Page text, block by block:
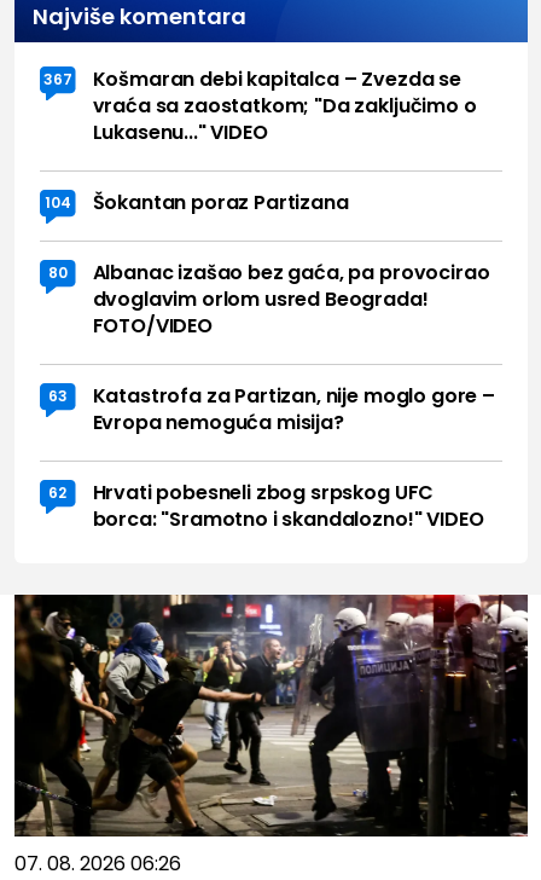
Najviše komentara
367
Košmaran debi kapitalca – Zvezda se
vraća sa zaostatkom; "Da zaključimo o
Lukasenu..." VIDEO
104 Šokantan poraz Partizana
80
Albanac izašao bez gaća, pa provocirao
dvoglavim orlom usred Beograda!
FOTO/VIDEO
63
Katastrofa za Partizan, nije moglo gore –
Evropa nemoguća misija?
62
Hrvati pobesneli zbog srpskog UFC
borca: "Sramotno i skandalozno!" VIDEO
07. 08. 2026 06:26